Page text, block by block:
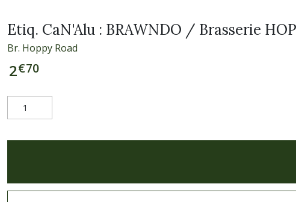
Etiq. CaN'Alu : BRAWNDO / Brasserie
Br. Hoppy Road
2€70